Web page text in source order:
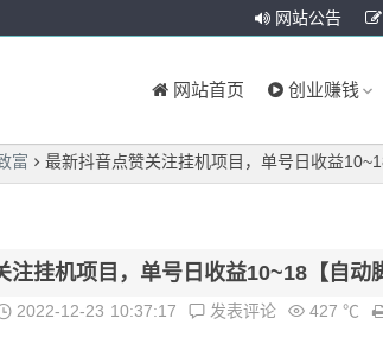
网站公告
网站首页 创业赚钱
富 最新抖音点赞关注挂机项目，单号日收益
注挂机项目，单号日收益10~18【自动
2022-12-23 10:37:17 发表评论 427 ℃